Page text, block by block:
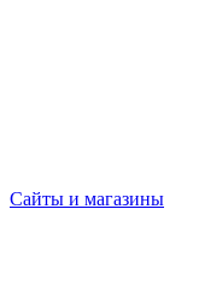
Сайты и магазины